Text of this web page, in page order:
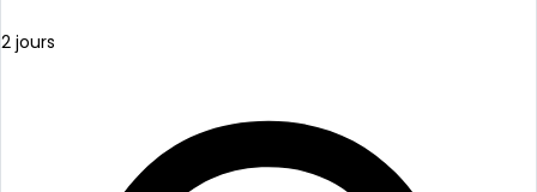
2 jours